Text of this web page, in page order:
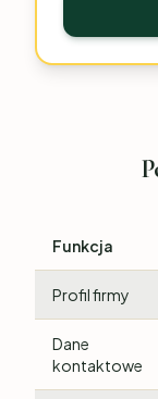
Funkcja
Profil firmy
Dane
kontaktowe